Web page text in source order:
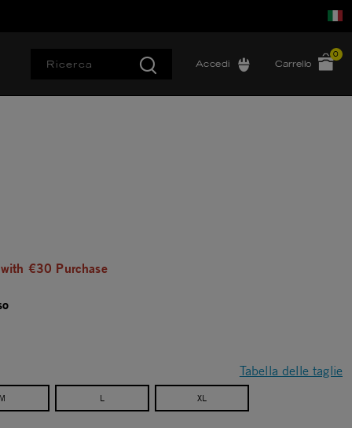
Accedi Carrello
0
with €30 Purchase
Tabella delle taglie
L XL